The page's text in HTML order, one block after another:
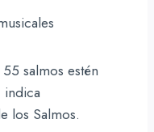
salmos estén
los Salmos.